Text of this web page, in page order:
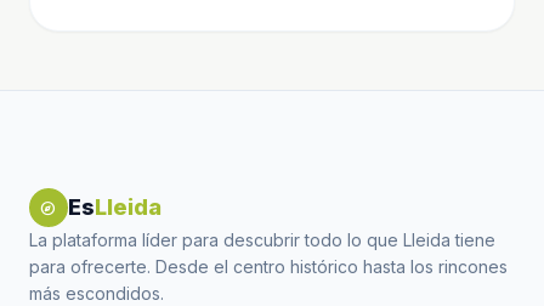
explore EsLleida
La plataforma líder para descubrir todo lo que Lleida tiene
para ofrecerte. Desde el centro histórico hasta los rincones
más escondidos.